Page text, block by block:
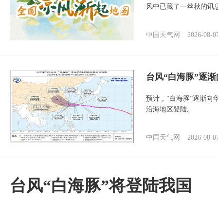
风中已藏了一丝秋的讯
中国天气网 2026-08-
台风“白海豚”逐
预计，“白海豚”逐渐向
沿海地区登陆。
中国天气网 2026-08-
台风“白海豚”将登陆我国